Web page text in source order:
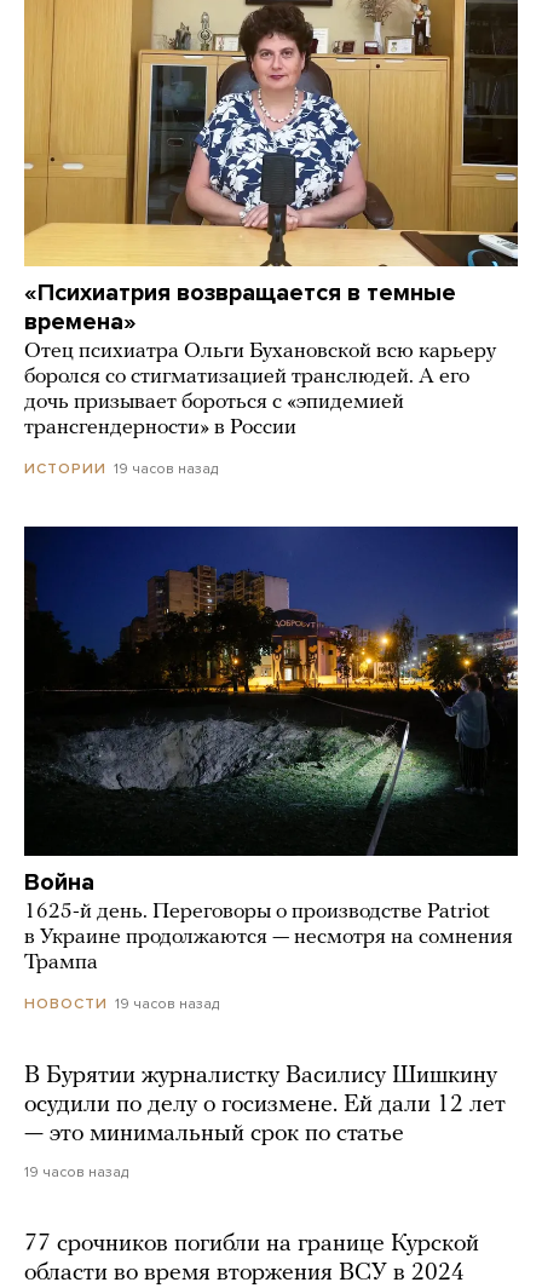
«Психиатрия возвращается в темные
времена»
Отец психиатра Ольги Бухановской всю карьеру
боролся со стигматизацией транслюдей. А его
дочь призывает бороться с «эпидемией
трансгендерности» в России
ИСТОРИИ 19 часов назад
Война
1625-й день. Переговоры о производстве Patriot
в Украине продолжаются — несмотря на сомнения
Трампа
НОВОСТИ 19 часов назад
В Бурятии журналистку Василису Шишкину
осудили по делу о госизмене. Ей дали 12 лет
— это минимальный срок по статье
19 часов назад
77 срочников погибли на границе Курской
области во время вторжения ВСУ в 2024